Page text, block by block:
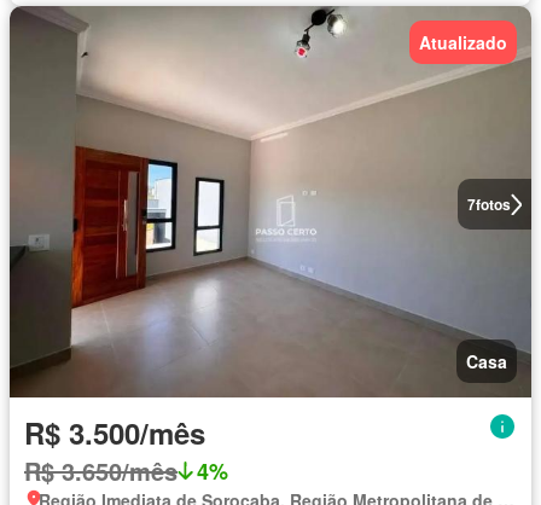
7fotos
Atualizado
Casa
R$ 3.500/mês
R$ 3.650/mês 4%
Região Imediata de Sorocaba, Região Metropolitana de Sorocaba